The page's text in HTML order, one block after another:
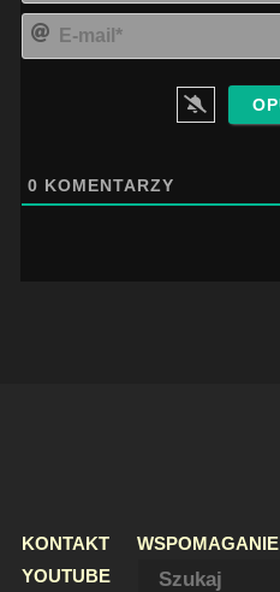
0 KOMENTARZY
KONTAKT WSPOMAGANIE
YOUTUBE